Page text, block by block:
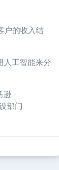
户的收入结
人工智能来分
逊
部门